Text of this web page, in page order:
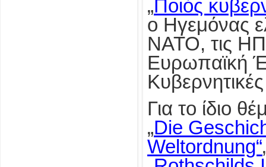
„Ποιός
o Ηγεμόνας
ΝΑΤΟ, τις
Ευρωπαϊκή
Για το ίδιο
„Die
Weltordnung“